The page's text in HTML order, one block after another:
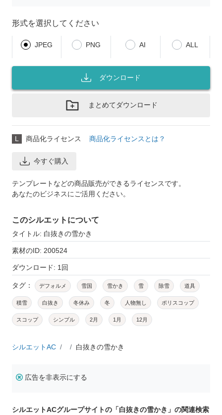
形式を選択してください
JPEG PNG AI ALL
ダウンロード
まとめてダウンロード
L 商品化ライセンス 商品化ライセンスとは？
今すぐ購入
テンプレートなどの商品販売ができるライセンスです。
あなたのビジネスにご活用ください。
このシルエットについて
タイトル: 白抜きの雪かき
素材のID: 200524
ダウンロード: 1回
タグ： デフォルメ 雪国 雪かき 雪 除雪 道具
積雪 白抜き 冬休み 冬 人物無し ポリスコップ
スコップ シンプル 2月 1月 12月
シルエットAC 白抜きの雪かき
広告を非表示にする
シルエットACグループサイトの「白抜きの雪かき」の関連検索